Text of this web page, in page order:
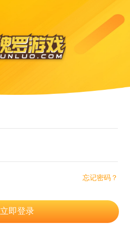
忘记密码？
立即登录